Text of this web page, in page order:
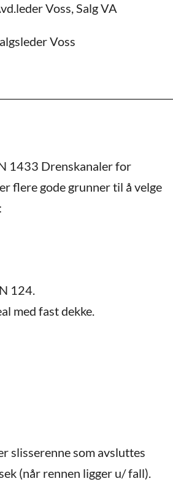
Voss, Salg VA
Voss
1433 Drenskanaler for
flere gode grunner til å velge
124.
med fast dekke.
slisserenne som avsluttes
(når rennen ligger u/ fall).